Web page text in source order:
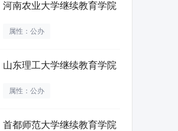
河南农业大学继续教育学院
属性：公办
山东理工大学继续教育学院
属性：公办
首都师范大学继续教育学院